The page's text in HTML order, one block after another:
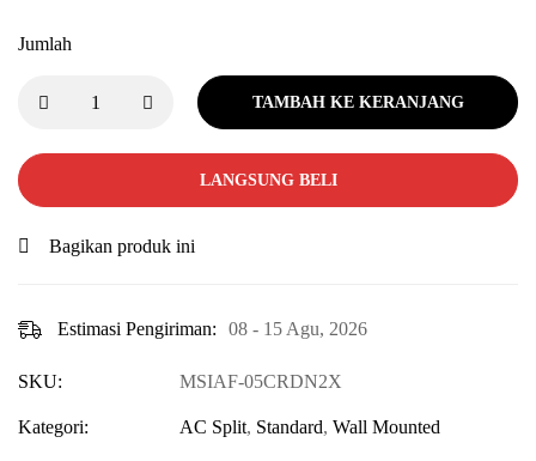
Jumlah
TAMBAH KE KERANJANG
LANGSUNG BELI
Bagikan produk ini
Estimasi Pengiriman: 08 - 15 Agu, 2026
SKU: MSIAF-05CRDN2X
Kategori: AC Split, Standard, Wall Mounted